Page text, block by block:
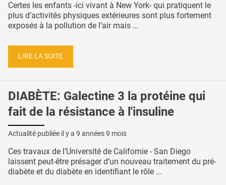
Certes les enfants -ici vivant à New York- qui pratiquent le
plus d’activités physiques extérieures sont plus fortement
exposés à la pollution de l’air mais ...
LIRE LA SUITE
DIABÈTE: Galectine 3 la protéine qui
fait de la résistance à l'insuline
Actualité publiée il y a 9 années 9 mois
Ces travaux de l’Université de Californie - San Diego
laissent peut-être présager d’un nouveau traitement du pré-
diabète et du diabète en identifiant le rôle ...